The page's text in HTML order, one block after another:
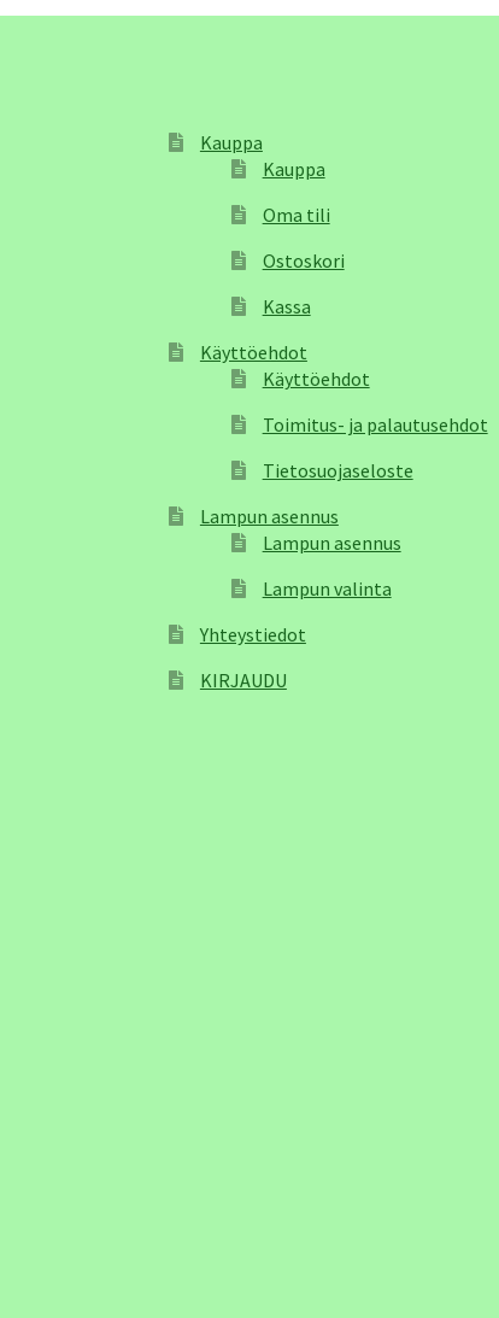
Kauppa
Kauppa
Oma tili
Ostoskori
Kassa
Käyttöehdot
Käyttöehdot
Toimitus- ja palautusehdot
Tietosuojaseloste
Lampun asennus
Lampun asennus
Lampun valinta
Yhteystiedot
KIRJAUDU